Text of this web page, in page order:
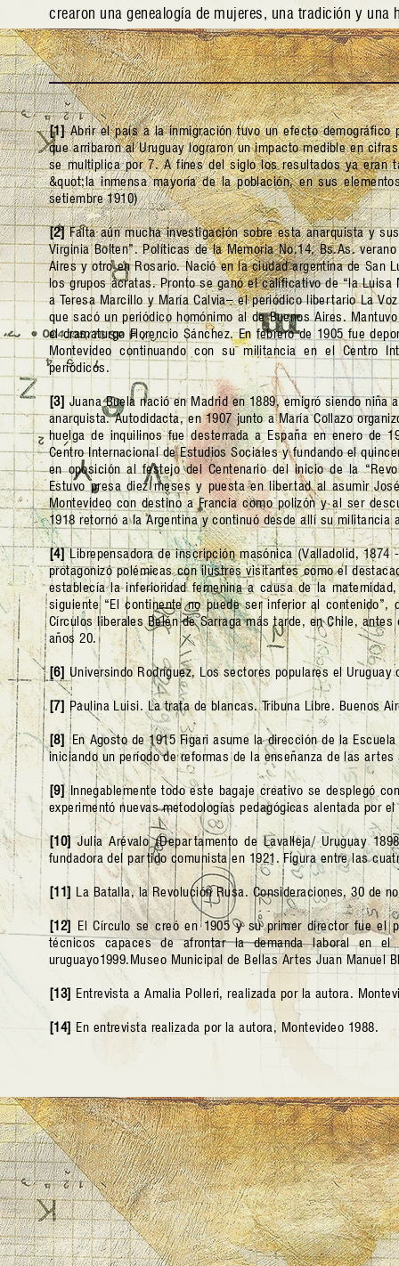
crearon una genealogía de mujeres, una tradición y una
[1]Abrir el país a la inmigración tuvo un efecto demográfico
que arribaron al Uruguay lograron un impacto medible en
se multiplica por 7. A fines del siglo los resultados ya eran
&quot;la inmensa mayoría de la población, en sus
setiembre 1910)
[2]Falta aún mucha investigación sobre esta anarquista y
Virginia Bolten”. Políticas de la Memoria No.14, Bs.As.
Aires y otro en Rosario. Nació en la ciudad argentina de San
los grupos ácratas. Pronto se ganó el calificativo de “la
a Teresa Marcillo y María Calvia– el periódico libertario La
que sacó un periódico homónimo al de Buenos Aires.
el dramaturgo Florencio Sánchez. En febrero de 1905 fue
Montevideo continuando con su militancia en el Centro
periódicos.
[3] Juana Buela nació en Madrid en 1889, emigró siendo
anarquista. Autodidacta, en 1907 junto a María Collazo
huelga de inquilinos fue desterrada a España en enero de
Centro Internacional de Estudios Sociales y fundando el
en oposición al festejo del Centenario del inicio de la
Estuvo presa diez meses y puesta en libertad al asumir
Montevideo con destino a Francia como polizón y al ser
1918 retornó a la Argentina y continuó desde allí su militancia
[4]Librepensadora de inscripción masónica (Valladolid,
protagonizó polémicas con ilustres visitantes como el
establecía la inferioridad femenina a causa de la
siguiente “El continente no puede ser inferior al contenido”,
Círculos liberales Belén de Sarraga más tarde, en Chile,
años 20.
[6] Universindo Rodríguez, Los sectores populares el
[7] Paulina Luisi. La trata de blancas. Tribuna Libre. Buenos
[8]En Agosto de 1915 Figari asume la dirección de la
iniciando un período de reformas de la enseñanza de las artes
[9]Innegablemente todo este bagaje creativo se desplegó
experimentó nuevas metodologías pedagógicas alentada por
[10]Julia Arévalo (Departamento de Lavalleja/ Uruguay
fundadora del partido comunista en 1921. Figura entre las
[11] La Batalla, la Revolución Rusa. Consideraciones, 30 de
[12] El Círculo se creó en 1905 y su primer director fue el
técnicos capaces de afrontar la demanda laboral en
uruguayo1999.Museo Municipal de Bellas Artes Juan Manuel
[13] Entrevista a Amalia Polleri, realizada por la autora.
[14] En entrevista realizada por la autora, Montevideo 1988.